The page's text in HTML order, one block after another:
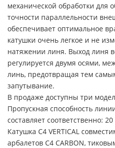
механической обработки для
точности параллельности
обеспечивает оптимальное
катушки очень легкое и не
натяжении линя. Выход линя
регулируется двумя осями,
линь, предотвращая тем
запутывание.
В продаже доступны три
Пропускная способность
составляет соответственно:
Катушка C4 VERTICAL
арбалетов C4 CARBON,